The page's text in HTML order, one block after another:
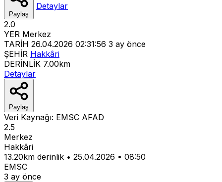
Paylaş
Detaylar
2.0
YER Merkez
TARİH 26.04.2026 02:31:56 3 ay önce
ŞEHİR Hakkâri
DERİNLİK 7.00km
Detaylar
Paylaş
Veri Kaynağı: EMSC AFAD
2.5
Merkez
Hakkâri
13.20km derinlik • 25.04.2026 • 08:50
EMSC
3 ay önce